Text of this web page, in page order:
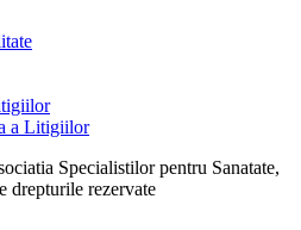
a Litigiilor
Specialistilor pentru Sanatate,
drepturile rezervate